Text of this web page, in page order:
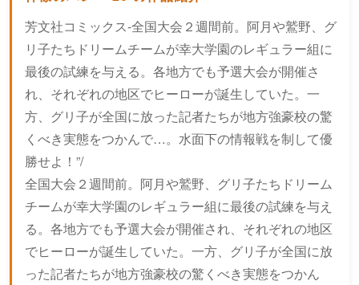
芳文社コミックス-全国大会２週間前。阿月や鷲野、グ
リ子たちドリームチームが幸大学園のレギュラー組に
最後の試練を与える。各地方でも予選大会が開催さ
れ、それぞれの地区でヒーローが誕生していた。一
方、グリ子が全国に放った記者たちが地方強豪校の驚
くべき実態をつかんで…。水面下の情報戦を制して優
勝せよ！”/
全国大会２週間前。阿月や鷲野、グリ子たちドリーム
チームが幸大学園のレギュラー組に最後の試練を与え
る。各地方でも予選大会が開催され、それぞれの地区
でヒーローが誕生していた。一方、グリ子が全国に放
った記者たちが地方強豪校の驚くべき実態をつかん